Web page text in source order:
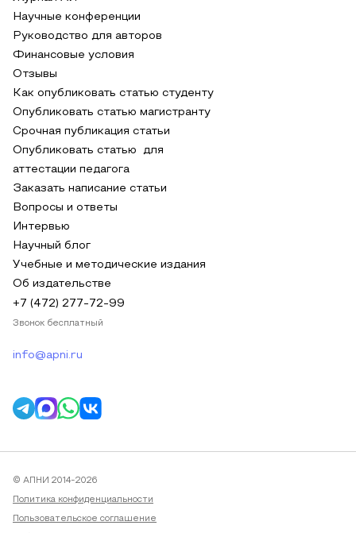
Научные конференции
Руководство для авторов
Финансовые условия
Отзывы
Как опубликовать статью студенту
Опубликовать статью магистранту
Срочная публикация статьи
Опубликовать статью для
аттестации педагога
Заказать написание статьи
Вопросы и ответы
Интервью
Научный блог
Учебные и методические издания
Об издательстве
+7 (472) 277-72-99
Звонок бесплатный
info@apni.ru
© АПНИ 2014-2026
Политика конфиденциальности
Пользовательское соглашение